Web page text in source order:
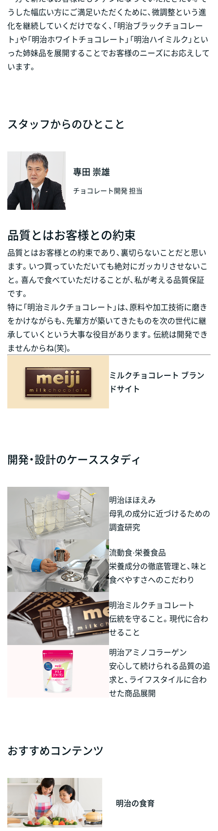
うした幅広い方にご満足いただくために、微調整という進
化を継続していくだけでなく、「明治ブラックチョコレー
ト」や「明治ホワイトチョコレート」「明治ハイミルク」とい
った姉妹品を展開することでお客様のニーズにお応えして
います。
スタッフからのひとこと
品質とはお客様との約束
專田 崇雄
チョコレート開発 担当
品質とはお客様との約束であり、裏切らないことだと思い
ます。いつ買っていただいても絶対にガッカリさせないこ
と。喜んで食べていただけることが、私が考える品質保証
です。
特に「明治ミルクチョコレート」は、原料や加工技術に磨き
をかけながらも、先輩方が築いてきたものを次の世代に継
承していくという大事な役目があります。伝統は開発でき
ませんからね(笑)。
ミルクチョコレート ブラン
ドサイト
開発・設計のケーススタディ
明治ほほえみ
母乳の成分に近づけるための
調査研究
流動食·栄養食品
栄養成分の徹底管理と、味と
食べやすさへのこだわり
明治ミルクチョコレート
伝統を守ること。現代に合わ
せること
明治アミノコラーゲン
安心して続けられる品質の追
求と、ライフスタイルに合わ
せた商品展開
おすすめコンテンツ
明治の食育